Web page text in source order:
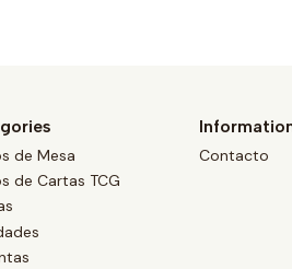
de Mesa
de Cartas TCG
Contacto